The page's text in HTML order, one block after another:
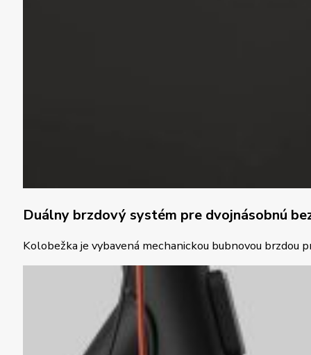
Duálny brzdový systém pre dvojnásobnú
Kolobežka je vybavená mechanickou bubnovou brzdou